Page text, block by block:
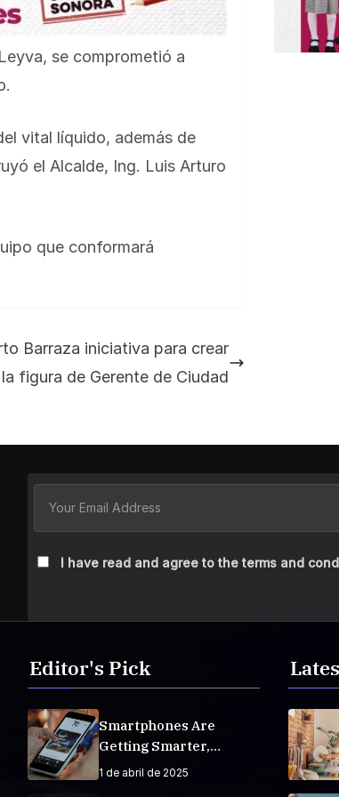
se comprometió a
vital líquido, además de
el Alcalde, Ing. Luis Arturo
que conformará
Barraza iniciativa para crear
la figura de Gerente de Ciudad
I have read and agree to the terms and
Editor's Pick
Smartphones Are
Getting Smarter,
Integrating AI Everyday
1 de abril de 2025